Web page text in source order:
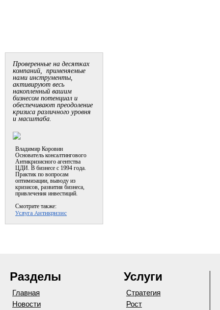
Проверенные на десятках
компаний, применяемые
нами инструменты,
активируют весь
накопленный вашим
бизнесом потенциал и
обеспечивают преодоление
кризиса различного уровня
и масштаба.
Владимир Коровин
Основатель консалтингового
Антикризисного агентства
ЦДИ. В бизнесе с 1994 года.
Практик по вопросам
оптимизации, выводу из
кризисов, развития бизнеса,
привлечения инвестиций.
Смотрите также:
Услуга Антикризис
Разделы Услуги
Главная
Новости
Стратегия
Рост